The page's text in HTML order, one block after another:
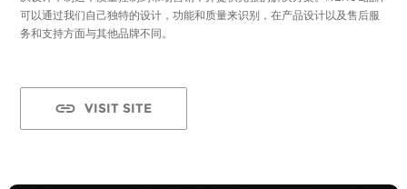
可以通过我们自己独特的设计，功能和质量来识别，在产品设计以及售后服
务和支持方面与其他品牌不同。
VISIT SITE